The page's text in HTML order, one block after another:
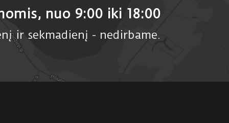
nuo 9:00 iki 18:00
ir sekmadienį - nedirbame.